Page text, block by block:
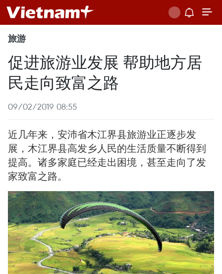
旅游
促进旅游业发展 帮助地方居
民走向致富之路
09/02/2019 08:55
近几年来，安沛省木江界县旅游业正逐步发
展，木江界县高发乡人民的生活质量不断得到
提高。诸多家庭已经走出困境，甚至走向了发
家致富之路。